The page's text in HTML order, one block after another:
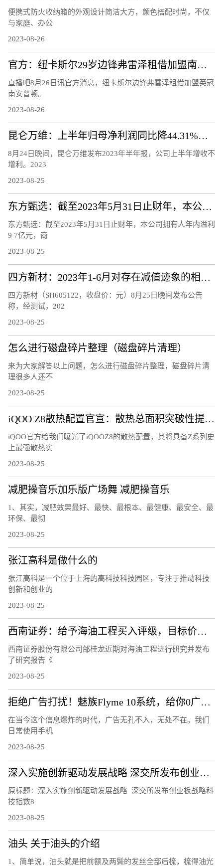
便携式防火收纳箱的外观设计简洁大方，颜色搭配时尚，不仅
与家庭、办公
2023-08-26
官方：纽卡斯尔29岁边锋弗雷泽租借加盟南安普顿
直播吧8月26日讯官方消息，纽卡斯尔边锋弗雷泽租借加盟英冠
南安普顿。
2023-08-26
昆仑万维：上半年归母净利润同比降44.31%，股价年内翻番
8月24日晚间，昆仑万维发布2023年半年报，公司上半年增收不
增利。2023
2023-08-25
东方甄选：截至2023年5月31日止财年，本公司拥有人年内溢利9.7亿元，商品交易总额100亿元
东方甄选：截至2023年5月31日止财年，本公司拥有人年内溢利
9 7亿元，商
2023-08-25
四方新材：2023年1-6月对存在减值迹象的相关资产计提减值准备3027.15万元
四方新材（SH605122，收盘价：元）8月25日晚间发布公告
称，经测试，202
2023-08-25
怎么进行磁盘碎片整理（磁盘碎片清理）
来为大家解答以上问题，怎么进行磁盘碎片整理，磁盘碎片清
理很多人还不
2023-08-25
iQOO Z8散热配置官宣：散热总面积突破性提升25%
iQOO官方给我们曝光了iQOOZ8的散热配置，其将具备Z系列史
上最强散热实
2023-08-25
减肥操音乐加乐版广场舞 减肥操音乐
1、其实，减肥效果最好、最快、最根本、最健康、最安全、最
环保、最彻
2023-08-25
张江高科是做什么的
张江高科是一个位于上海的高科技科技园区，专注于推动科技
创新和创业的
2023-08-25
西南证券：给予海油工程买入评级，目标价位9.3元
西南证券股份有限公司邰桂龙近期对海油工程进行研究并发布
了研究报告《
2023-08-25
拒绝广告打扰！魅族Flyme 10系统，给你0广告的清爽体验！
在当今这个信息爆炸的时代，广告无孔不入，无处不在。我们
日常使用手机
2023-08-25
深入实施创新驱动发展战略 深交所发布创业板战略科技指数
原标题：深入实施创新驱动发展战略 深交所发布创业板战略科
技指数8
2023-08-25
油头 关于油头的介绍
1、简单说，油头就是把前额及两鬓的发丝全部后梳，梳得油光